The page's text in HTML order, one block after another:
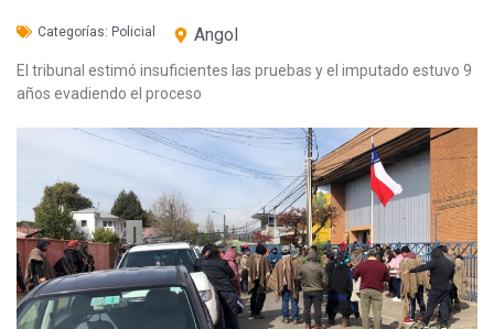
Categorías: Policial Angol
El tribunal estimó insuficientes las pruebas y el imputado estuvo 9
años evadiendo el proceso